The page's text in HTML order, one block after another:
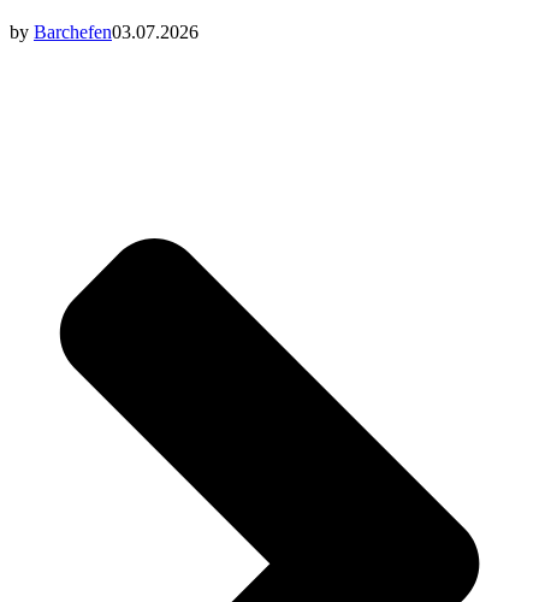
by Barchefen03.07.2026